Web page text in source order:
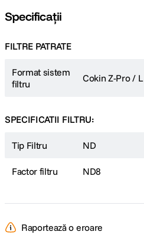
Specificații
FILTRE PATRATE
Format sistem
filtru
Cokin Z-Pro / L
SPECIFICATII FILTRU:
Tip Filtru ND
Factor filtru ND8
Raportează o eroare